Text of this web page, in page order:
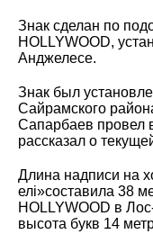
Знак сделан по
HOLLYWOOD,
Анджелесе.
Знак был
Сайрамского
Сапарбаев провел
рассказал о
Длина надписи на
елі»составила 38
HOLLYWOOD в
высота букв 14